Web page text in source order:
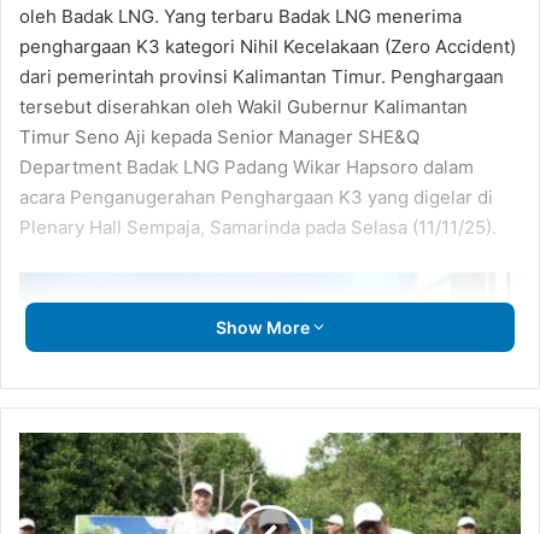
oleh Badak LNG. Yang terbaru Badak LNG menerima
penghargaan K3 kategori Nihil Kecelakaan (Zero Accident)
dari pemerintah provinsi Kalimantan Timur. Penghargaan
tersebut diserahkan oleh Wakil Gubernur Kalimantan
Timur Seno Aji kepada Senior Manager SHE&Q
Department Badak LNG Padang Wikar Hapsoro dalam
acara Penganugerahan Penghargaan K3 yang digelar di
Plenary Hall Sempaja, Samarinda pada Selasa (11/11/25).
Show More
Lestarikan
Ekosistem
Pesisir,
Badak